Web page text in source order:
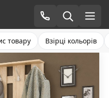
товару Взірці кольорів